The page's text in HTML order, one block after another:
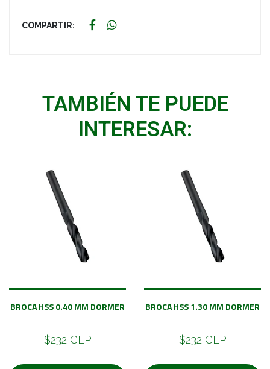
COMPARTIR:
TAMBIÉN TE PUEDE
INTERESAR:
BROCA HSS 0.40 MM DORMER
$232 CLP
BROCA HSS 1.30 MM DORMER
$232 CLP